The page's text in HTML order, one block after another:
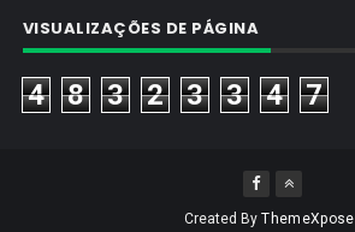
VISUALIZAÇÕES DE PÁGINA
4 8 3 2 3 3 4 7
Created ByThemeXpose